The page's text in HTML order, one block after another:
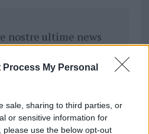
Process My Personal
sale, sharing to third parties, or
or sensitive information for
use the below opt-out
nostre ultime news
News